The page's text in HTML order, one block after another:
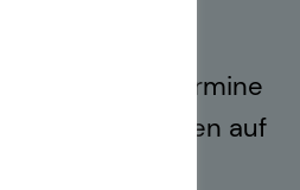
sind auch Termine
Geschäftszeiten auf